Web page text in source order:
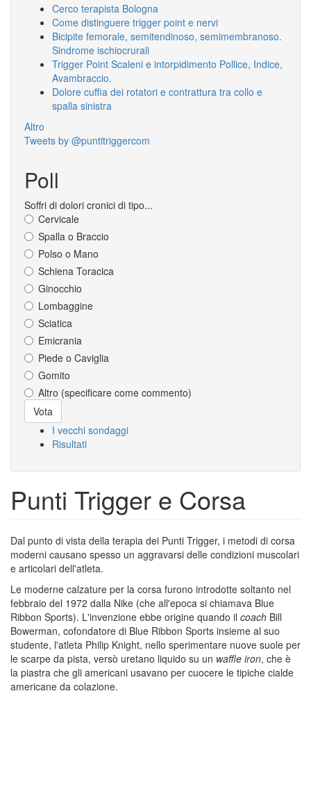
Cerco terapista Bologna
Come distinguere trigger point e nervi
Bicipite femorale, semitendinoso, semimembranoso.
Sindrome ischiocrurali
Trigger Point Scaleni e intorpidimento Pollice, Indice,
Avambraccio.
Dolore cuffia dei rotatori e contrattura tra collo e
spalla sinistra
Altro
Tweets by @puntitriggercom
Poll
Soffri di dolori cronici di tipo...
Cervicale
Spalla o Braccio
Polso o Mano
Schiena Toracica
Ginocchio
Lombaggine
Sciatica
Emicrania
Piede o Caviglia
Gomito
Altro (specificare come commento)
Scelte
Vota
I vecchi sondaggi
Risultati
Punti Trigger e Corsa
Dal punto di vista della terapia dei Punti Trigger, i metodi di corsa
moderni causano spesso un aggravarsi delle condizioni muscolari
e articolari dell'atleta.
Le moderne calzature per la corsa furono introdotte soltanto nel
febbraio del 1972 dalla Nike (che all'epoca si chiamava Blue
Ribbon Sports). L'invenzione ebbe origine quando il coach Bill
Bowerman, cofondatore di Blue Ribbon Sports insieme al suo
studente, l'atleta Philip Knight, nello sperimentare nuove suole per
le scarpe da pista, versò uretano liquido su un waffle iron, che è
la piastra che gli americani usavano per cuocere le tipiche cialde
americane da colazione.